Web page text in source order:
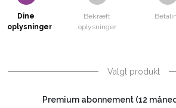
Dine
oplysninger
Bekræft
oplysninger
Valgt produkt
Premium abonnement (12